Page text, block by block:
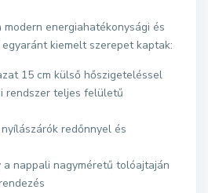
energiahatékonysági és
kiemelt szerepet kaptak:
15 cm külső hőszigeteléssel
rendszer teljes felületű
redőnnyel és
a nappali nagyméretű tolóajtaján